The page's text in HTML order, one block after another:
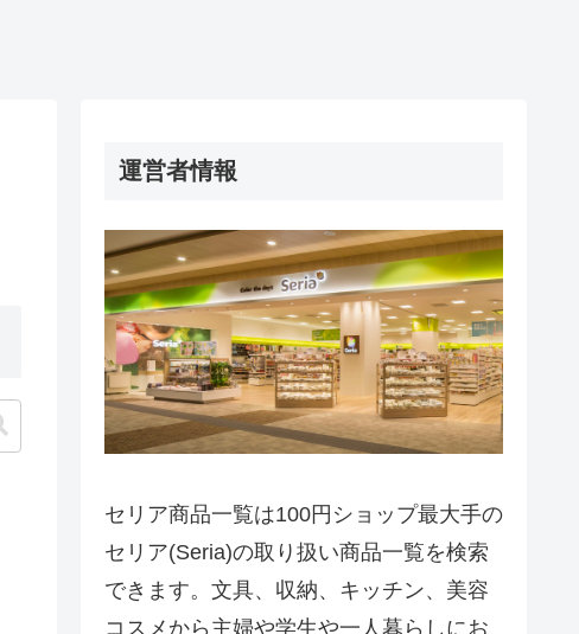
運営者情報
セリア商品一覧は100円ショップ最大手の
セリア(Seria)の取り扱い商品一覧を検索
できます。文具、収納、キッチン、美容
コスメから主婦や学生や一人暮らしにお